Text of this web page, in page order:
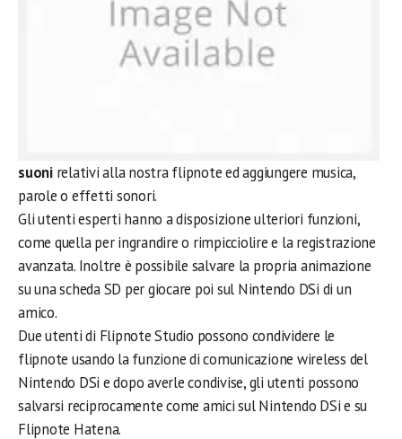
suonirelativi alla nostra flipnote ed aggiungere musica,
parole o effetti sonori.
Gli utenti esperti hanno a disposizione ulteriori funzioni,
come quella per ingrandire o rimpicciolire e la registrazione
avanzata. Inoltre è possibile salvare la propria animazione
su una scheda SD per giocare poi sul Nintendo DSi di un
amico.
Due utenti di Flipnote Studio possono condividere le
flipnote usando la funzione di comunicazione wireless del
Nintendo DSi e dopo averle condivise, gli utenti possono
salvarsi reciprocamente come amici sul Nintendo DSi e su
Flipnote Hatena.